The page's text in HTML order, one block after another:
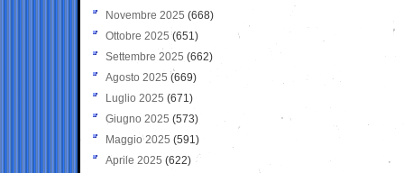
Novembre 2025 (668)
Ottobre 2025 (651)
Settembre 2025 (662)
Agosto 2025 (669)
Luglio 2025 (671)
Giugno 2025 (573)
Maggio 2025 (591)
Aprile 2025 (622)